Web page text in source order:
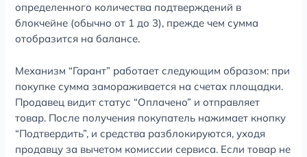
определенного количества подтверждений в
блокчейне (обычно от 1 до 3), прежде чем сумма
отобразится на балансе.
Механизм “Гарант” работает следующим образом: при
покупке сумма замораживается на счетах площадки.
Продавец видит статус “Оплачено” и отправляет
товар. После получения покупатель нажимает кнопку
“Подтвердить”, и средства разблокируются, уходя
продавцу за вычетом комиссии сервиса. Если товар не